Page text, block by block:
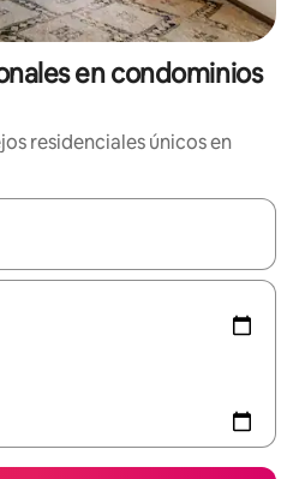
en condominios
residenciales únicos en
disponibles, navega con las